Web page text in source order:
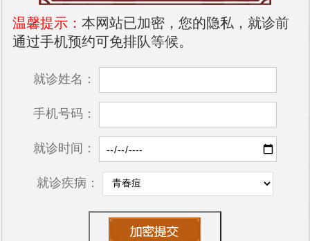
温馨提示： 本网站已加密，您的隐私，就诊前
通过手机预约可免排队等候。
就诊姓名：
手机号码：
就诊时间：
就诊疾病：